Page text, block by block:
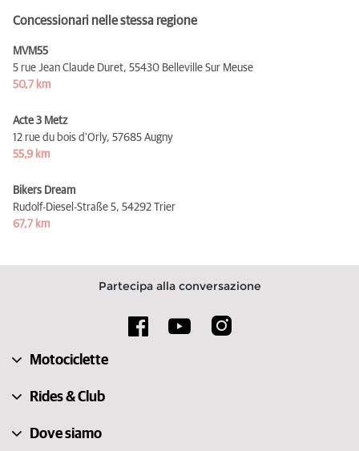
Concessionari nelle stessa regione
MVM55
5 rue Jean Claude Duret, 55430 Belleville Sur Meuse
50,7 km
Acte 3 Metz
12 rue du bois d'Orly, 57685 Augny
55,9 km
Bikers Dream
Rudolf-Diesel-Straße 5, 54292 Trier
67,7 km
Partecipa alla conversazione
Motociclette
Rides & Club
Dove siamo